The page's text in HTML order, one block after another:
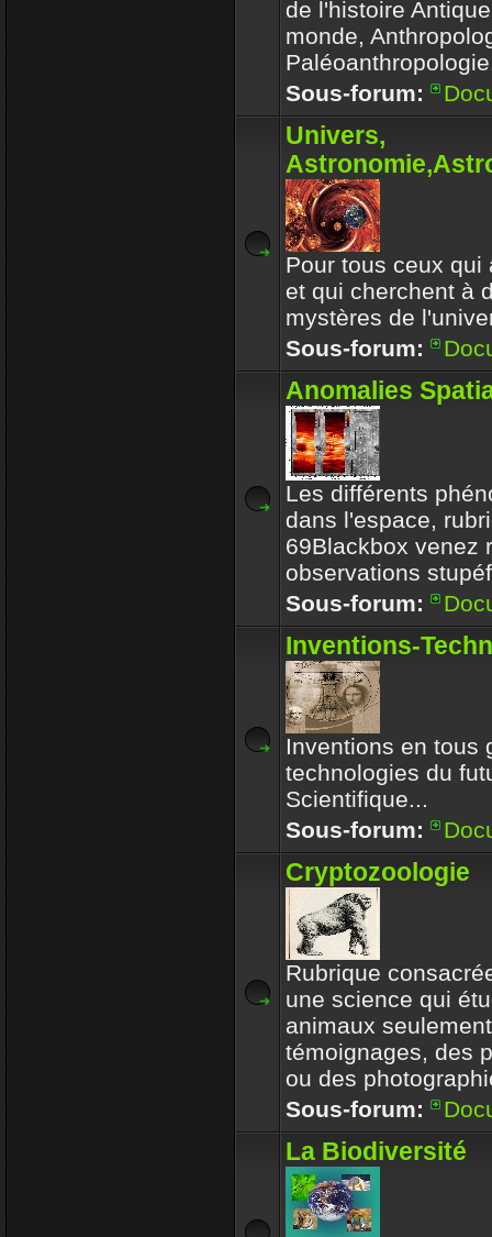
de l'histoire
monde,
Sous-forum:
Univers,
Pour tous ceux qui
et qui cherchent à
mystères de
Sous-forum:
Anomalies
Les différents
dans l'espace,
69Blackbox venez
observations
Sous-forum:
Inventions-
Inventions en tous
technologies du
Scientifique...
Sous-forum:
Cryptozoologie
Rubrique
une science qui
animaux
témoignages, des
ou des
Sous-forum:
La Biodiversité